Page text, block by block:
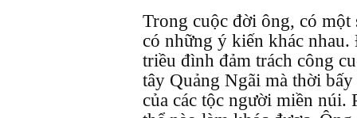
Trong cuộc đời ông, có
có những ý kiến khác
triều đình đảm trách công
tây Quảng Ngãi mà thời
của các tộc người miền núi.